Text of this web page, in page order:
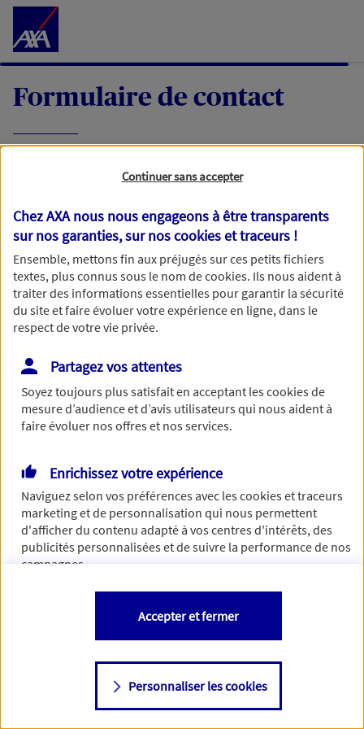
Accéder au Contenu
Formulaire de contact
demande, nous vous répondrons dans les
meilleurs délais par mail ou par téléphone.
Votre message :
Vous disposez de droits sur les informations vous concernant. Pour
plus d’informations,cliquez ici.
Continuer sans accepter
Chez AXA nous nous engageons à être transparents
sur nos garanties, sur noscookies et traceurs !
Ensemble, mettons fin aux préjugés sur ces petits fichiers
textes, plus connus sous le nom decookies. Ils nous aident à
traiter des informations essentielles pour garantir la sécurité
du site et faire évoluer votre expérience en ligne, dans le
respect de votre vie privée.
Partagez vos attentes
Soyez toujours plus satisfait en acceptant lescookiesde
mesure d’audience et d’avis utilisateurs qui nous aident à
faire évoluer nos offres et nos services.
Enrichissez votre expérience
Naviguez selon vos préférences avec lescookies et traceurs
marketing et de personnalisation qui nous permettent
d'afficher du contenu adapté à vos centres d'intérêts, des
publicités personnalisées et de suivre la performance de nos
campagnes.
Vous êtes libre de les accepter, de les refuser comme de
changer d'avis à tout moment en allant sur
Consulter notre politique decookies
Personnaliser les cookies
Accepter et fermer